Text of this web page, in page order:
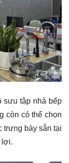
sưu tập nhà bếp
còn có thể chọn
trưng bày sẵn tại
lợi.